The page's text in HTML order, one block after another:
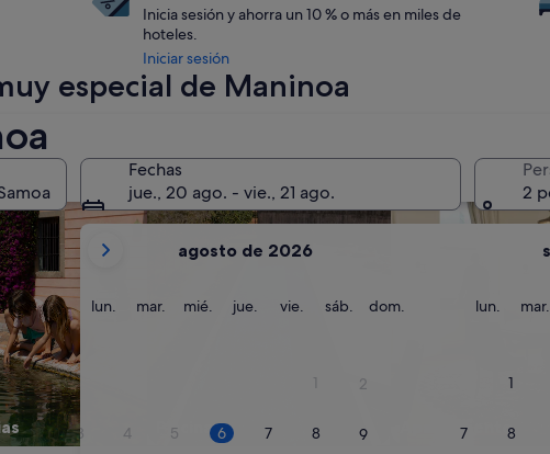
Fechas
jue., 20 ago. - vie., 21 ago.
Tus
meses
actuales
son
August
de
2026
y
September
de
agosto de 2026
lun. lunesmar. martes
mié. miércoles
jue. jueves
vie. viernes
sáb. sábado
dom.
1 2
3 4 5 6 7 8 9
lun. lunesmar.
1
7 8
2
Inicia sesión y ahorra un 10 % o más en miles de
hoteles.
Iniciar sesión
especial de Maninoa
para familias
Piscina Apartamento